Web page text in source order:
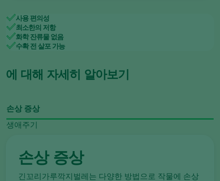
사용 편의성
최소한의 저항
화학 잔류물 없음
수확 전 살포 가능
에 대해 자세히 알아보기
손상 증상
생애주기
손상 증상
긴꼬리가루깍지벌레는 다양한 방법으로 작물에 손상